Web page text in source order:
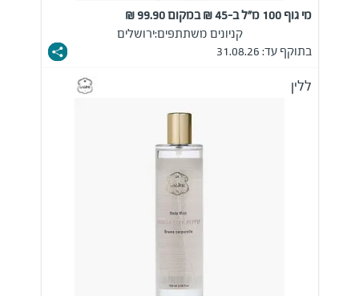
מי גוף 100 מ"ל ב-45 ₪ במקום 99.90 ₪
קניונים משתתפים:ירושלים
בתוקף עד: 31.08.26
ללין